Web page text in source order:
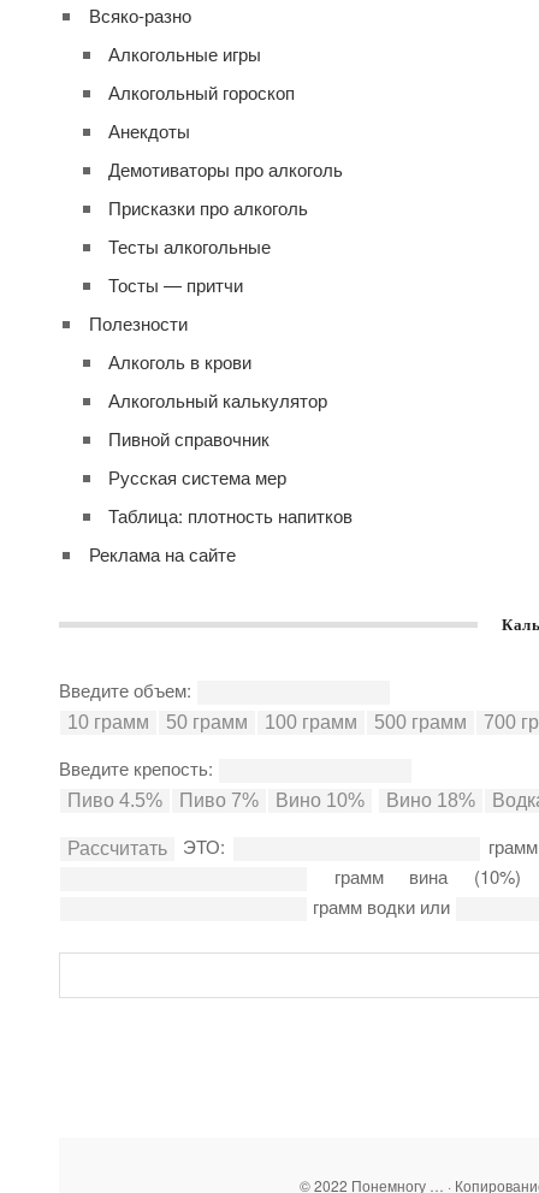
Всяко-разно
Алкогольные игры
Алкогольный гороскоп
Анекдоты
Демотиваторы про алкоголь
Присказки про алкоголь
Тесты алкогольные
Тосты — притчи
Полезности
Алкоголь в крови
Алкогольный калькулятор
Пивной справочник
Русская система мер
Таблица: плотность напитков
Реклама на сайте
Введите объем:
Введите крепость:
ЭТО:
грамм вина
грамм водки или
© 2022 Понемногу … ·